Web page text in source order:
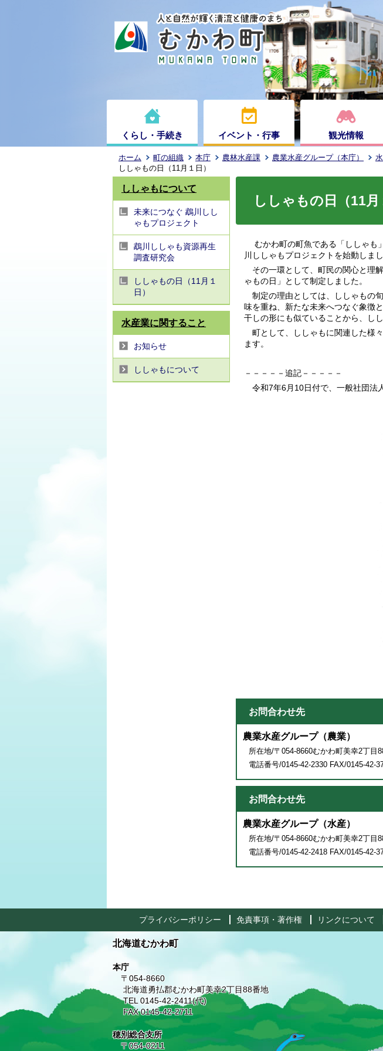
くらし・手続き イベント・行事 観光情報
ホーム 町の組織 本庁 農林水産課 農業水産グループ（本庁）
ししゃもの日（11月１日）
ししゃもについて
未来につなぐ 鵡川しし
ゃもプロジェクト
鵡川ししゃも資源再生
調査研究会
ししゃもの日（11月１
日）
水産業に関すること
お知らせ
ししゃもについて
ししゃもの日（11月
むかわ町の町魚である「ししゃも
川ししゃもプロジェクトを始動しまし
その一環として、町民の関心と理
ゃもの日」として制定しました。
制定の理由としては、ししゃもの
味を重ね、新たな未来へつなぐ象徴
干しの形にも似ていることから、し
町として、ししゃもに関連した様
ます。
－－－－－追記－－－－－
令和7年6月10日付で、一般社団法
お問合わせ先
農業水産グループ（農業）
所在地/〒054-8660むかわ町美幸2丁目
電話番号/0145-42-2330 FAX/0145-42-
お問合わせ先
農業水産グループ（水産）
所在地/〒054-8660むかわ町美幸2丁目
電話番号/0145-42-2418 FAX/0145-42-
プライバシーポリシー 免責事項・著作権 リンクについて
北海道むかわ町
本庁
〒054-8660
北海道勇払郡むかわ町美幸2丁目88番地
TEL 0145-42-2411(代)
FAX 0145-42-2711
穂別総合支所
〒054-0211